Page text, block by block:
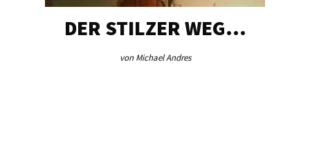
DER STILZER WEG…
von Michael Andres